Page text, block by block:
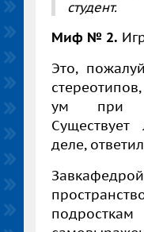
студент.
Миф № 2.
Это,
ум при
деле,